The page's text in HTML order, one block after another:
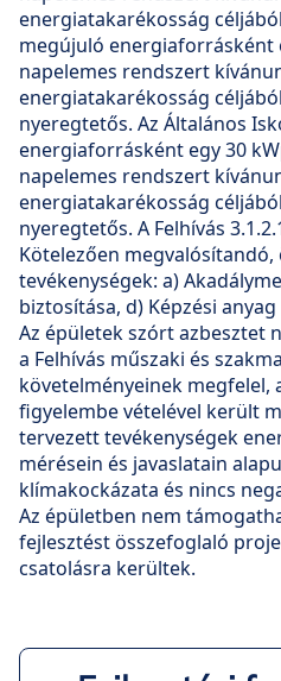
energiatakarékosság
megújuló energiaforrásként
napelemes rendszert
energiatakarékosság
nyeregtetős. Az Általános
energiaforrásként egy 30
napelemes rendszert
energiatakarékosság
nyeregtetős. A Felhívás
Kötelezően
tevékenységek: a)
biztosítása, d) Képzési
Az épületek szórt azbesztet
a Felhívás műszaki és
követelményeinek
figyelembe vételével került
tervezett tevékenységek
mérésein és javaslatain
klímakockázata és nincs
Az épületben nem
fejlesztést összefoglaló
csatolásra kerültek.